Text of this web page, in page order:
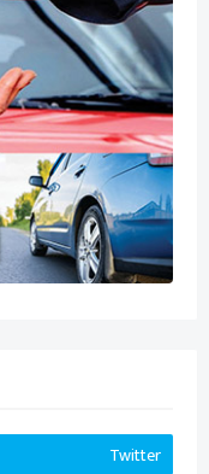
Twitter